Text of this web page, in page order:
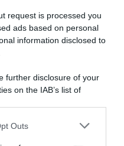
request is processed you
ads based on personal
information disclosed to
further disclosure of your
on the IAB’s list of
by us to third parties
Outs